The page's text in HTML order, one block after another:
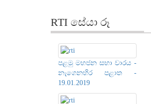
RTI සේයා රූ
පළමු මහජන සභා වාරය -
නැගෙනහිර පළාත -
19.01.2019